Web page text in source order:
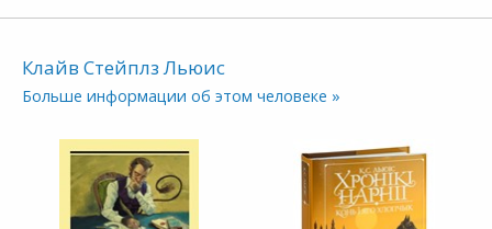
Клайв Стейплз Льюис
Больше информации об этом человеке »